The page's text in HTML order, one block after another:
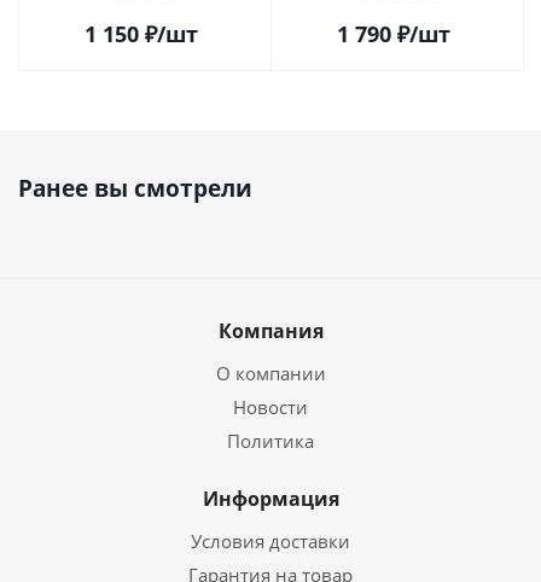
1 150₽/шт 1 790₽/шт
Ранее вы смотрели
Компания
О компании
Новости
Политика
Информация
Условия доставки
Гарантия на товар